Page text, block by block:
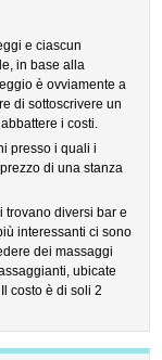
e ciascun
in base alla
è ovviamente a
di sottoscrivere un
i costi.
presso i quali i
di una stanza
trovano diversi bar e
interessanti ci sono
dei massaggi
ubicate
costo è di soli 2